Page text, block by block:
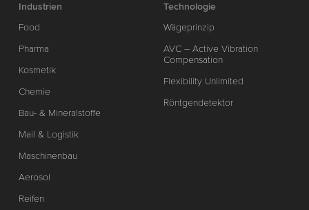
Industrien
Food
Pharma
Kosmetik
Chemie
Bau- & Mineralstoffe
Mail & Logistik
Maschinenbau
Aerosol
Reifen
Technologie
Wägeprinzip
AVC – Active Vibration
Compensation
Flexibility Unlimited
Röntgendetektor